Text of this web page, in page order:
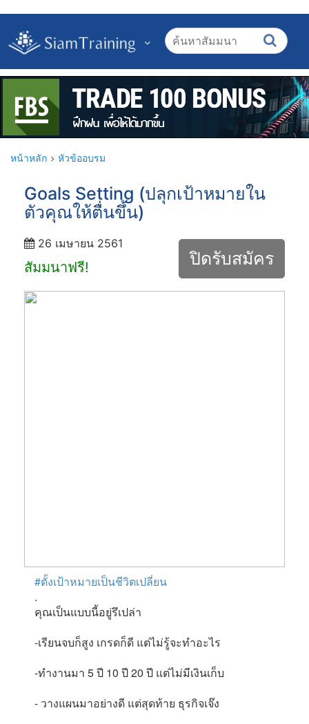
หน้าหลัก หัวข้ออบรม
Goals Setting (ปลุกเป้าหมายใน
ตัวคุณให้ตื่นขึ้น)
26 เมษายน 2561
สัมมนาฟรี! ปิดรับสมัคร
#ตั้งเป้าหมายเป็นชีวิตเปลี่ยน
.
คุณเป็นแบบนี้อยู่รึเปล่า
-เรียนจบก็สูง เกรดก็ดี แต่ไม่รู้จะทำอะไร
-ทำงานมา 5 ปี 10 ปี 20 ปี แต่ไม่มีเงินเก็บ
- วางแผนมาอย่างดี แต่สุดท้าย ธุรกิจเจ๊ง